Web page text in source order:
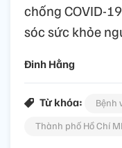
chống COVID-
sóc sức khỏe
Đinh Hằng
Từ khóa: Bệnh
Thành phố Hồ Chí